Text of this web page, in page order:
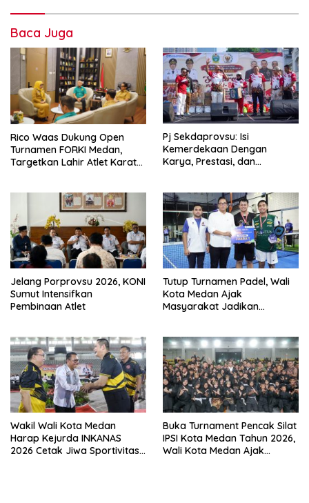
Baca Juga
Rico Waas Dukung Open
Turnamen FORKI Medan,
Targetkan Lahir Atlet Karate
Pj Sekdaprovsu: Isi
Kemerdekaan Dengan
Karya, Prestasi, dan
Jelang Porprovsu 2026, KONI
Sumut Intensifkan
Pembinaan Atlet
Tutup Turnamen Padel, Wali
Kota Medan Ajak
Masyarakat Jadikan
Medan
Wakil Wali Kota Medan
Harap Kejurda INKANAS
2026 Cetak Jiwa Sportivitas
Buka Turnament Pencak Silat
IPSI Kota Medan Tahun 2026,
Wali Kota Medan Ajak